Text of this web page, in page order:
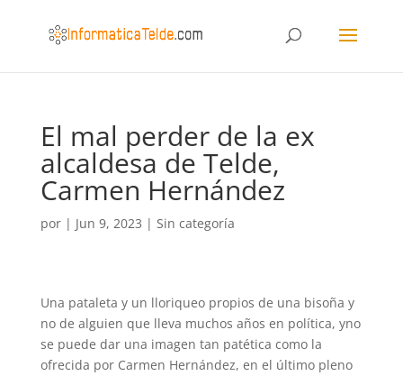
El mal perder de la ex
alcaldesa de Telde,
Carmen Hernández
por | Jun 9, 2023 | Sin categoría
Una pataleta y un lloriqueo propios de una bisoña y
no de alguien que lleva muchos años en política, yno
se puede dar una imagen tan patética como la
ofrecida por Carmen Hernández, en el último pleno